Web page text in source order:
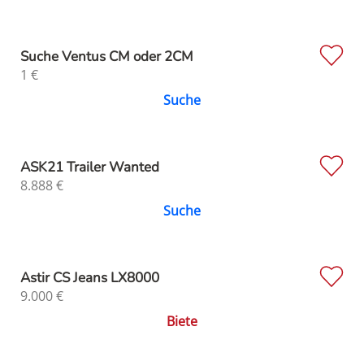
Suche Ventus CM oder 2CM
1 €
Suche
ASK21 Trailer Wanted
8.888€
Suche
Astir CS Jeans LX8000
9.000€
Biete